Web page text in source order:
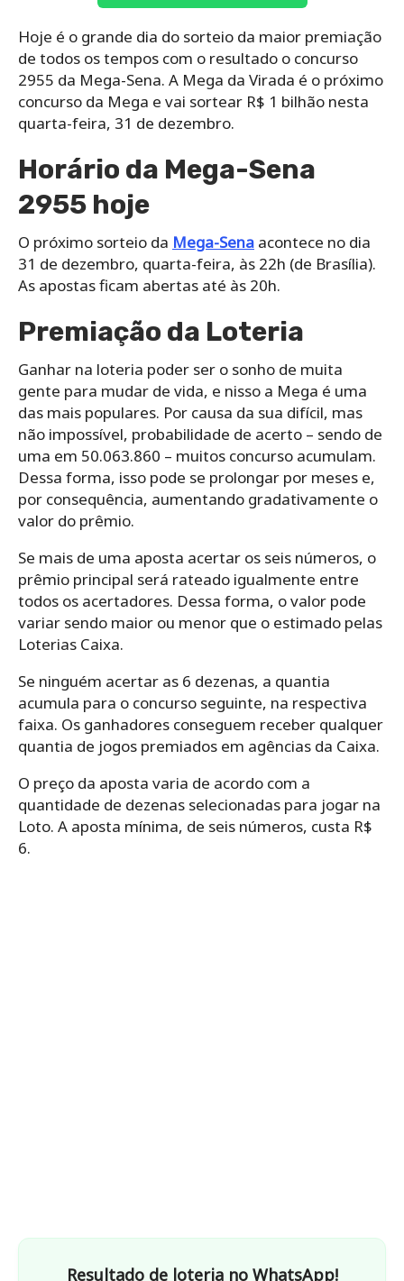
Hoje é o grande dia do sorteio da maior premiação
de todos os tempos com o resultado o concurso
2955 da Mega-Sena. A Mega da Virada é o próximo
concurso da Mega e vai sortear R$ 1 bilhão nesta
quarta-feira, 31 de dezembro.
Horário da Mega-Sena
2955 hoje
O próximo sorteio da Mega-Sena acontece no dia
31 de dezembro, quarta-feira, às 22h (de Brasília).
As apostas ficam abertas até às 20h.
Premiação da Loteria
Ganhar na loteria poder ser o sonho de muita
gente para mudar de vida, e nisso a Mega é uma
das mais populares. Por causa da sua difícil, mas
não impossível, probabilidade de acerto – sendo de
uma em 50.063.860 – muitos concurso acumulam.
Dessa forma, isso pode se prolongar por meses e,
por consequência, aumentando gradativamente o
valor do prêmio.
Se mais de uma aposta acertar os seis números, o
prêmio principal será rateado igualmente entre
todos os acertadores. Dessa forma, o valor pode
variar sendo maior ou menor que o estimado pelas
Loterias Caixa.
Se ninguém acertar as 6 dezenas, a quantia
acumula para o concurso seguinte, na respectiva
faixa. Os ganhadores conseguem receber qualquer
quantia de jogos premiados em agências da Caixa.
O preço da aposta varia de acordo com a
quantidade de dezenas selecionadas para jogar na
Loto. A aposta mínima, de seis números, custa R$
6.
Resultado de loteria no WhatsApp!